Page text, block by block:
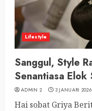
Lifestyle
Sanggul, Style
Senantiasa Elok
ADMIN 2 3 JANUARI 2026
Hai sobat Griya